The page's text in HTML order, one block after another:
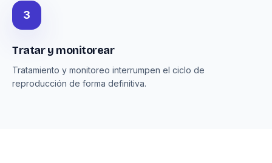
3
Tratar y monitorear
Tratamiento y monitoreo interrumpen el ciclo de
reproducción de forma definitiva.